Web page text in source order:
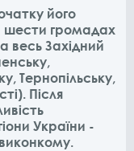
його
шести громадах
весь Західний
Тернопільську,
Після
України -